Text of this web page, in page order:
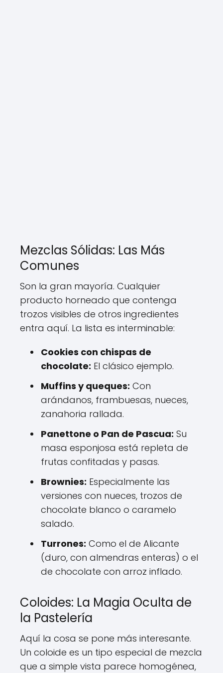
Mezclas Sólidas: Las Más
Comunes
Son la gran mayoría. Cualquier
producto horneado que contenga
trozos visibles de otros ingredientes
entra aquí. La lista es interminable:
Cookies con chispas de
chocolate: El clásico ejemplo.
Muffins y queques: Con
arándanos, frambuesas, nueces,
zanahoria rallada.
Panettone o Pan de Pascua: Su
masa esponjosa está repleta de
frutas confitadas y pasas.
Brownies: Especialmente las
versiones con nueces, trozos de
chocolate blanco o caramelo
salado.
Turrones: Como el de Alicante
(duro, con almendras enteras) o el
de chocolate con arroz inflado.
Coloides: La Magia Oculta de
la Pastelería
Aquí la cosa se pone más interesante.
Un coloide es un tipo especial de mezcla
que a simple vista parece homogénea,